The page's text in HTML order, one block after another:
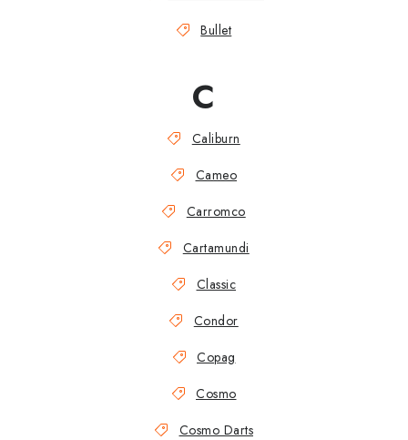
Bullet
C
Caliburn
Cameo
Carromco
Cartamundi
Classic
Condor
Copag
Cosmo
Cosmo Darts